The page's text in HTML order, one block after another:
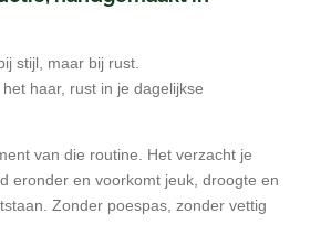
stijl, maar bij rust.
haar, rust in je dagelijkse
van die routine. Het verzacht je
eronder en voorkomt jeuk, droogte en
Zonder poespas, zonder vettig